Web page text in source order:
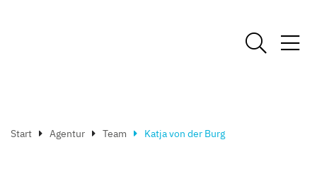
Start Agentur Team Katja von der Burg